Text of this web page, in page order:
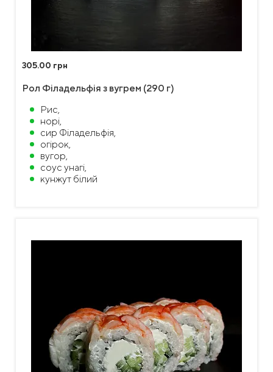
305.00 грн
Рол Філадельфія з вугрем (290 г)
Рис,
норі,
сир Філадельфія,
огірок,
вугор,
соус унагі,
кунжут білий